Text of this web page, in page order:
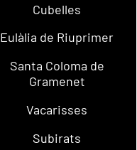
Cubelles
Eulàlia de Riuprimer
Santa Coloma de
Gramenet
Vacarisses
Subirats